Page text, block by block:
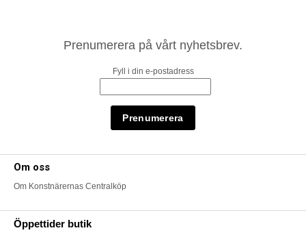
Prenumerera på vårt nyhetsbrev.
Fyll i din e-postadress
Om oss
Om Konstnärernas Centralköp
Öppettider butik